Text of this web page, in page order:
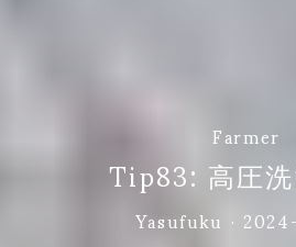
Farmer
Tip83: 高圧
Yasufuku ·